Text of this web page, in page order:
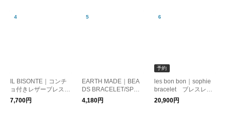
IL BISONTE｜コンチ
ョ付きレザーブレスレ
ット バングル 544240
9490
7,700円
EARTH MADE｜BEA
DS BRACELET/SPAR
KLE
4,180円
予約
les bon bon｜sophie
bracelet ブレスレッ
ト K10 チェーン
20,900円